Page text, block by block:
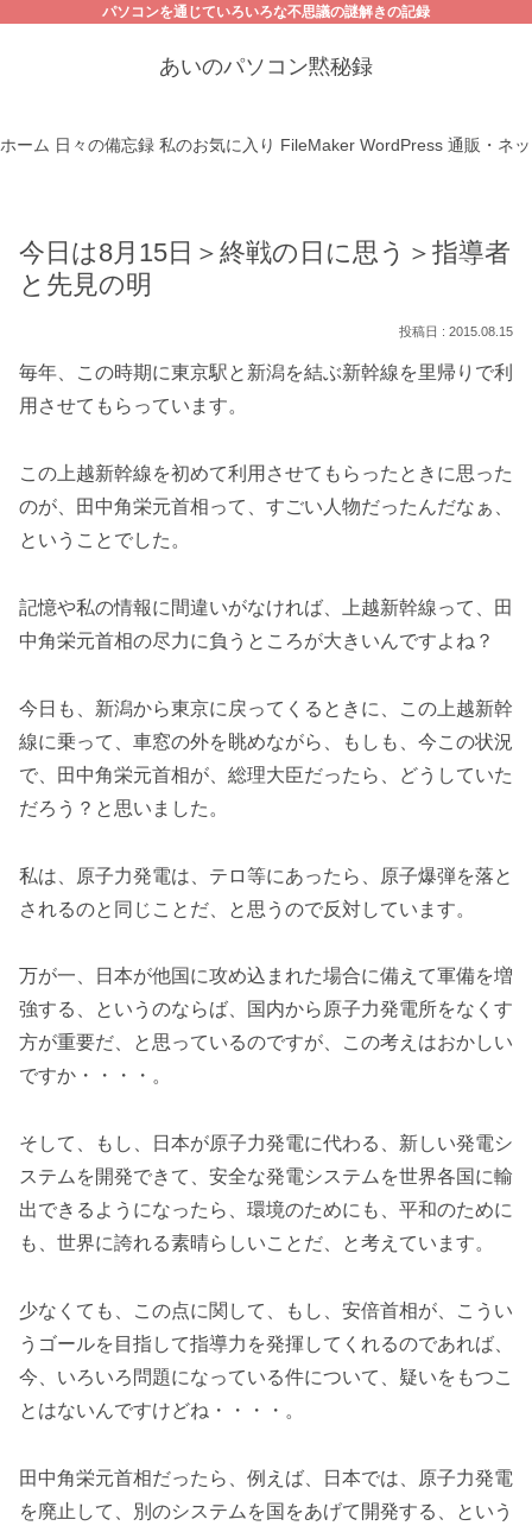
パソコンを通じていろいろな不思議の謎解きの記録
あいのパソコン黙秘録
ホーム 日々の備忘録 私のお気に入り FileMaker WordPress 通販・ネ
今日は8月15日＞終戦の日に思う＞指導者
と先見の明
2015.08.15
毎年、この時期に東京駅と新潟を結ぶ新幹線を里帰りで利
用させてもらっています。
この上越新幹線を初めて利用させてもらったときに思った
のが、田中角栄元首相って、すごい人物だったんだなぁ、
ということでした。
記憶や私の情報に間違いがなければ、上越新幹線って、田
中角栄元首相の尽力に負うところが大きいんですよね？
今日も、新潟から東京に戻ってくるときに、この上越新幹
線に乗って、車窓の外を眺めながら、もしも、今この状況
で、田中角栄元首相が、総理大臣だったら、どうしていた
だろう？と思いました。
私は、原子力発電は、テロ等にあったら、原子爆弾を落と
されるのと同じことだ、と思うので反対しています。
万が一、日本が他国に攻め込まれた場合に備えて軍備を増
強する、というのならば、国内から原子力発電所をなくす
方が重要だ、と思っているのですが、この考えはおかしい
ですか・・・・。
そして、もし、日本が原子力発電に代わる、新しい発電シ
ステムを開発できて、安全な発電システムを世界各国に輸
出できるようになったら、環境のためにも、平和のために
も、世界に誇れる素晴らしいことだ、と考えています。
少なくても、この点に関して、もし、安倍首相が、こうい
うゴールを目指して指導力を発揮してくれるのであれば、
今、いろいろ問題になっている件について、疑いをもつこ
とはないんですけどね・・・・。
田中角栄元首相だったら、例えば、日本では、原子力発電
を廃止して、別のシステムを国をあげて開発する、という